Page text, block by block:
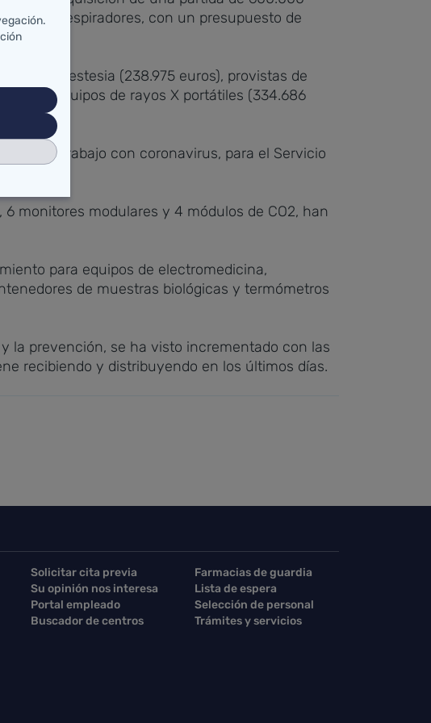
y 15 respiradores, con un presupuesto de
de anestesia (238.975 euros), provistas de
equipos de rayos X portátiles (334.686
para el trabajo con coronavirus, para el Servicio
monitores modulares y 4 módulos de CO2, han
para equipos de electromedicina,
de muestras biológicas y termómetros
la prevención, se ha visto incrementado con las
recibiendo y distribuyendo en los últimos días.
Solicitar cita previa
Farmacias de guardia
Su opinión nos interesa
Lista de espera
Portal empleado
Selección de personal
Buscador de centros Trámites y servicios